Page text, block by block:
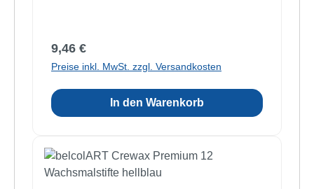
Regulärer Preis:
9,46 €
Preise inkl. MwSt. zzgl. Versandkosten
In den Warenkorb